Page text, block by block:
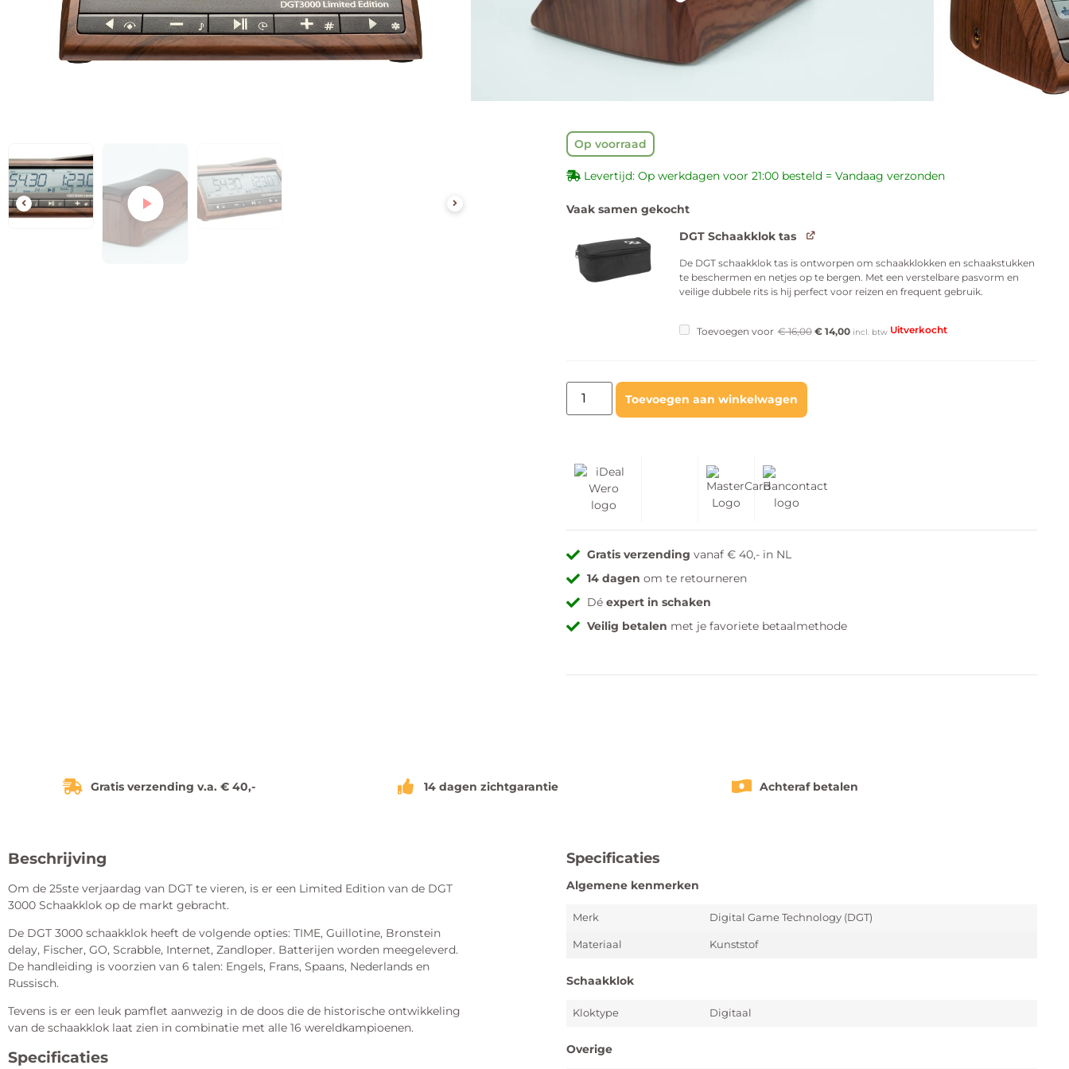
Vanaf 4 stuks 73,00
Op voorraad
Levertijd: Op werkdagen voor 21:00 besteld = Vandaag verzonden
Vaak samen gekocht
DGT Schaakklok tas
De DGT schaakklok tas is ontworpen om schaakklokken en schaakstukken
te beschermen en netjes op te bergen. Met een verstelbare pasvorm en
veilige dubbele rits is hij perfect voor reizen en frequent gebruik.
Toevoegen voor €16,00 €14,00 incl. btw Uitverkocht
Toevoegen aan winkelwagen
Gratis verzending vanaf € 40,- in NL
14 dagen om te retourneren
Déexpert in schaken
Veilig betalen met je favoriete betaalmethode
Gratis verzending v.a. € 40,- 14 dagen zichtgarantie Achteraf betalen
Beschrijving
Om de 25ste verjaardag van DGT te vieren, is er een Limited Edition van de DGT
3000 Schaakklok op de markt gebracht.
De DGT 3000 schaakklok heeft de volgende opties: TIME, Guillotine, Bronstein
delay, Fischer, GO, Scrabble, Internet, Zandloper. Batterijen worden meegeleverd.
De handleiding is voorzien van 6 talen: Engels, Frans, Spaans, Nederlands en
Russisch.
Tevens is er een leuk pamflet aanwezig in de doos die de historische ontwikkeling
van de schaakklok laat zien in combinatie met alle 16 wereldkampioenen.
Specificaties
Specificaties
Algemene kenmerken
Merk Digital Game Technology (DGT)
Materiaal Kunststof
Schaakklok
Kloktype Digitaal
Overige